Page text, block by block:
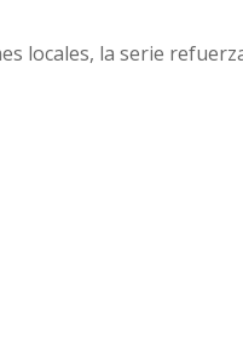
locales, la serie